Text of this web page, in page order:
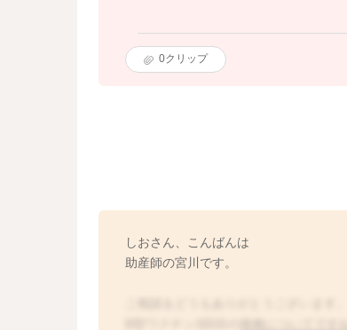
0クリップ
しおさん、こんばんは
助産師の宮川です。